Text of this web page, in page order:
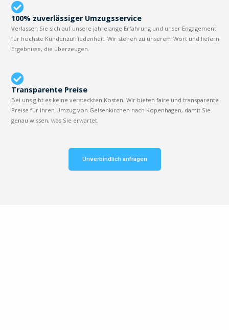
100% zuverlässiger Umzugsservice
Verlassen Sie sich auf unsere jahrelange Erfahrung und unser Engagement
für höchste Kundenzufriedenheit. Wir stehen zu unserem Wort und liefern
Ergebnisse, die überzeugen.
Transparente Preise
Bei uns gibt es keine versteckten Kosten. Wir bieten faire und transparente
Preise für Ihren Umzug von Gelsenkirchen nach Kopenhagen, damit Sie
genau wissen, was Sie erwartet.
Unverbindlich anfragen